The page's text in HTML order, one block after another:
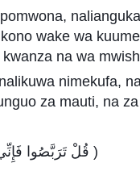
wake wa
na wa
nimekufa,
za mauti, na
( قُلْ تَرَبَّصُوا فَإِنِّي مَعَكُم مِّنَ الْمُتَرَبِّصِينَ )